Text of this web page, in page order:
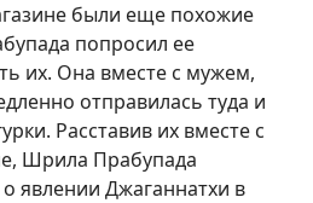
были еще похожие
попросил ее
их. Она вместе с мужем,
отправилась туда и
Расставив их вместе с
Шрила Прабупада
явлении Джаганнатхи в